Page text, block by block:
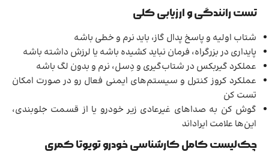
تست رانندگی و ارزیابی کلی
شتاب اولیه و پاسخ پدال گاز، باید نرم و خطی باشه
پایداری در بزرگراه، فرمان نباید کشیده باشه یا لرزش داشته باشه
عملکرد گیربکس در شتاب‌گیری و دِسل، نرم و بدون لگ باشه
عملکرد کروز کنترل و سیستم‌های ایمنی فعال رو در صورت امکان
تست کن
گوش کن به صداهای غیرعادی زیر خودرو یا از قسمت جلوبندی،
این‌ها علامت ایراداند
چک‌لیست کامل کارشناسی خودرو تویوتا کمری